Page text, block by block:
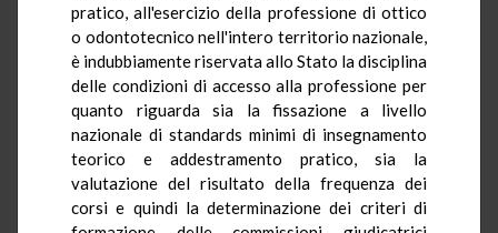
pratico, all'esercizio della professione di ottico
o odontotecnico nell'intero territorio nazionale,
è indubbiamente riservata allo Stato la disciplina
delle condizioni di accesso alla professione per
quanto riguarda sia la fissazione a livello
nazionale di standards minimi di insegnamento
teorico e addestramento pratico, sia la
valutazione del risultato della frequenza dei
corsi e quindi la determinazione dei criteri di